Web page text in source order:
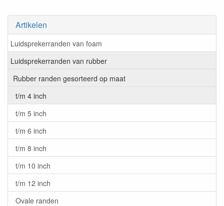
Artikelen
Luidsprekerranden van foam
Luidsprekerranden van rubber
Rubber randen gesorteerd op maat
t/m 4 inch
t/m 5 inch
t/m 6 inch
t/m 8 inch
t/m 10 inch
t/m 12 inch
Ovale randen